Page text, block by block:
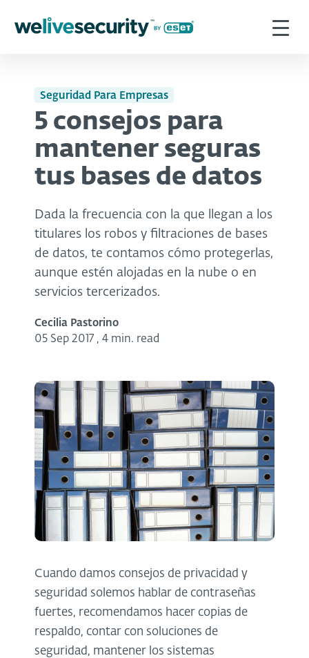
Seguridad Para Empresas
5 consejos para
mantener seguras
tus bases de datos
Dada la frecuencia con la que llegan a los
titulares los robos y filtraciones de bases
de datos, te contamos cómo protegerlas,
aunque estén alojadas en la nube o en
servicios tercerizados.
Cecilia Pastorino
05 Sep 2017 , 4 min. read
Cuando damos consejos de privacidad y
seguridad solemos hablar de contraseñas
fuertes, recomendamos hacer copias de
respaldo, contar con soluciones de
seguridad, mantener los sistemas